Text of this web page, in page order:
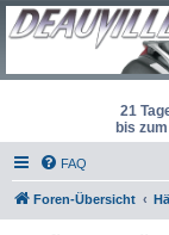
21
bis
FAQ
Foren-Übersicht